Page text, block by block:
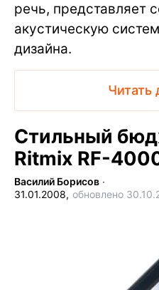
речь, представляет
акустическую
дизайна.
Читать
Стильный
Ritmix RF-
Василий Борисов ∙
31.01.2008, обновлено